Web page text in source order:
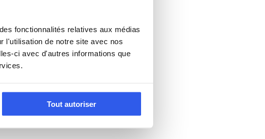
fonctionnalités relatives aux médias
l'utilisation de notre site avec nos
ci avec d'autres informations que
Tout autoriser